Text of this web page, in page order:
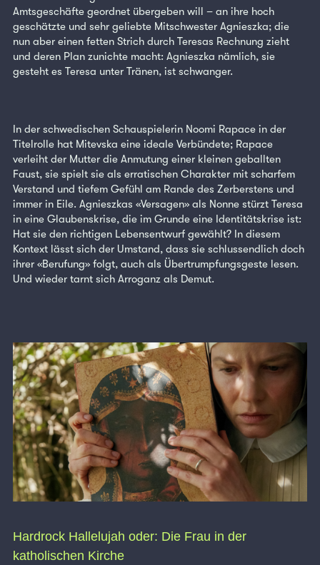
Amtsgeschäfte geordnet übergeben will – an ihre hoch
geschätzte und sehr geliebte Mitschwester Agnieszka; die
nun aber einen fetten Strich durch Teresas Rechnung zieht
und deren Plan zunichte macht: Agnieszka nämlich, sie
gesteht es Teresa unter Tränen, ist schwanger.
In der schwedischen Schauspielerin Noomi Rapace in der
Titelrolle hat Mitevska eine ideale Verbündete; Rapace
verleiht der Mutter die Anmutung einer kleinen geballten
Faust, sie spielt sie als erratischen Charakter mit scharfem
Verstand und tiefem Gefühl am Rande des Zerberstens und
immer in Eile. Agnieszkas «Versagen» als Nonne stürzt Teresa
in eine Glaubenskrise, die im Grunde eine Identitätskrise ist:
Hat sie den richtigen Lebensentwurf gewählt? In diesem
Kontext lässt sich der Umstand, dass sie schlussendlich doch
ihrer «Berufung» folgt, auch als Übertrumpfungsgeste lesen.
Und wieder tarnt sich Arroganz als Demut.
Hardrock Hallelujah oder: Die Frau in der
katholischen Kirche